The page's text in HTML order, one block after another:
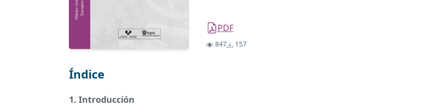
PDF
847 157
Índice
1. Introducción